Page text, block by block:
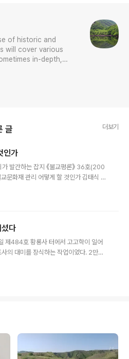
of historic and
will cover various
in-depth,
common sense or
글 더보기
인가
발간하는 잡지 《불교평론》 36호(200
문화재 관리 어떻게 할 것인가 김태식 연
일은 일요일임에도 독도에 대한 일본
한 독도 접근권 보장, 해양호텔 건립을
유인도화(有人島化)’가 그 핵심으로 논
독도에 주둔한 전투경찰을..
다
제484호 황룡사 터에서 고고학이 일어
의 대미를 장식하는 작업이었다. 2만50
많다.김태식 (국토문화재연구원 연구위
이 출현하는 바람에 대궐을 사찰로 바
대(재위 12년째인 643년)에 승려 자장율